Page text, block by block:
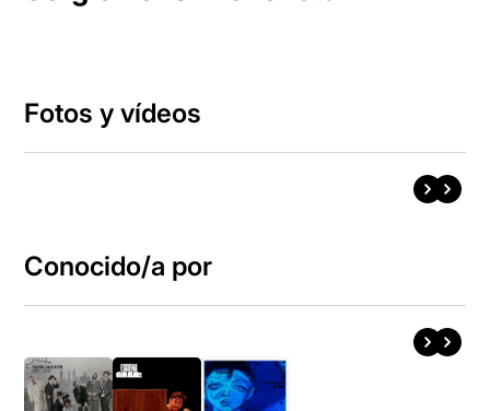
Fotos y vídeos
Conocido/a por